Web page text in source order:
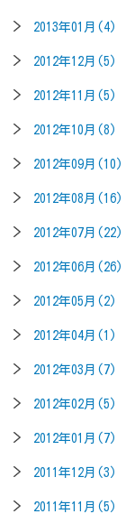
2013年01月(4)
2012年12月(5)
2012年11月(5)
2012年10月(8)
2012年09月(10)
2012年08月(16)
2012年07月(22)
2012年06月(26)
2012年05月(2)
2012年04月(1)
2012年03月(7)
2012年02月(5)
2012年01月(7)
2011年12月(3)
2011年11月(5)